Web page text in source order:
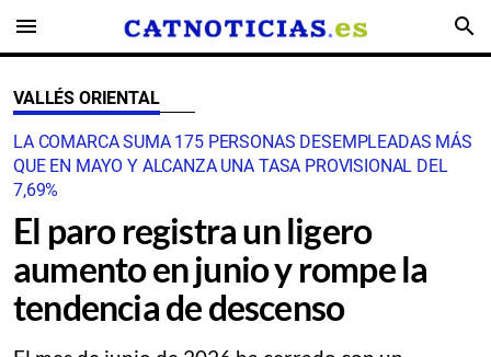
menu search
VALLÉS ORIENTAL
LA COMARCA SUMA 175 PERSONAS DESEMPLEADAS MÁS
QUE EN MAYO Y ALCANZA UNA TASA PROVISIONAL DEL
7,69%
El paro registra un ligero
aumento en junio y rompe la
tendencia de descenso